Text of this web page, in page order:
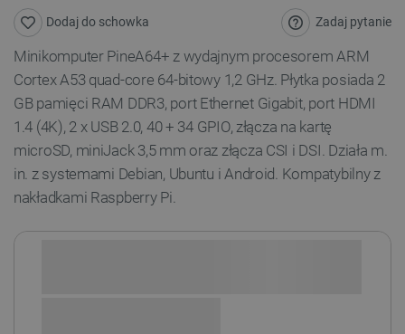
Zadaj pytanie
Dodaj do schowka
Minikomputer PineA64+ z wydajnym procesorem ARM
Cortex A53 quad-core 64-bitowy 1,2 GHz. Płytka posiada 2
GB pamięci RAM DDR3, port Ethernet Gigabit, port HDMI
1.4 (4K), 2 x USB 2.0, 40 + 34 GPIO, złącza na kartę
microSD, miniJack 3,5 mm oraz złącza CSI i DSI. Działa m.
in. z systemami Debian, Ubuntu i Android. Kompatybilny z
nakładkami Raspberry Pi.